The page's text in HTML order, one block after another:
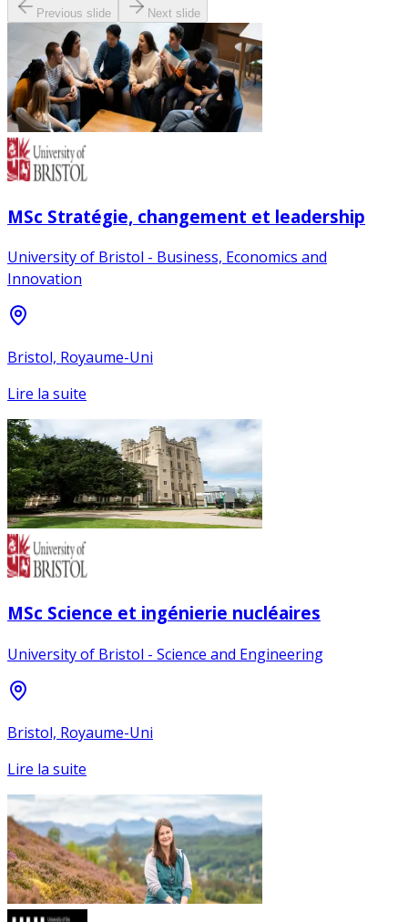
Previous slide Next slide
MSc Stratégie, changement et leadership
University of Bristol - Business, Economics and
Innovation
Bristol, Royaume-Uni
Lire la suite
MSc Science et ingénierie nucléaires
University of Bristol - Science and Engineering
Bristol, Royaume-Uni
Lire la suite